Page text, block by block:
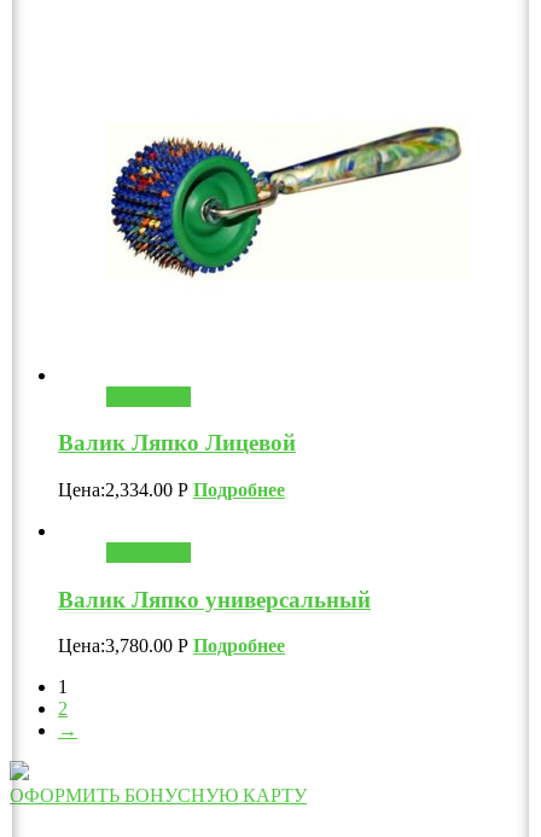
Валик Ляпко Лицевой
Цена:2,334.00 Р Подробнее
Валик Ляпко универсальный
Цена:3,780.00 Р Подробнее
1
2
→
ОФОРМИТЬ БОНУСНУЮ КАРТУ